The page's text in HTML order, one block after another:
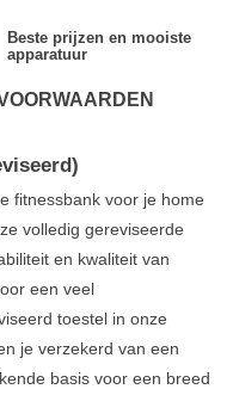
Beste prijzen en mooiste
apparatuur
fitnessbank voor je home
volledig gereviseerde
en kwaliteit van
een veel
toestel in onze
je verzekerd van een
basis voor een breed